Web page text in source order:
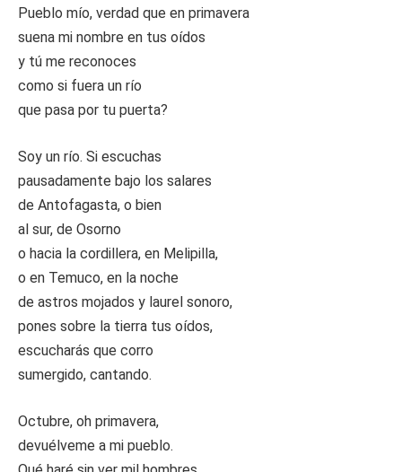
Pueblo mío, verdad que en primavera
suena mi nombre en tus oídos
y tú me reconoces
como si fuera un río
que pasa por tu puerta?
Soy un río. Si escuchas
pausadamente bajo los salares
de Antofagasta, o bien
al sur, de Osorno
o hacia la cordillera, en Melipilla,
o en Temuco, en la noche
de astros mojados y laurel sonoro,
pones sobre la tierra tus oídos,
escucharás que corro
sumergido, cantando.
Octubre, oh primavera,
devuélveme a mi pueblo.